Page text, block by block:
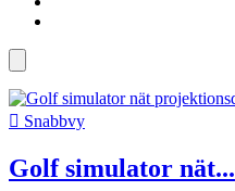
 Snabbvy
Golf simulator nät...